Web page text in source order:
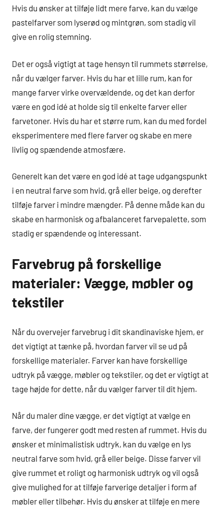
Hvis du ønsker at tilføje lidt mere farve, kan du vælge
pastelfarver som lyserød og mintgrøn, som stadig vil
give en rolig stemning.
Det er også vigtigt at tage hensyn til rummets størrelse,
når du vælger farver. Hvis du har et lille rum, kan for
mange farver virke overvældende, og det kan derfor
være en god idé at holde sig til enkelte farver eller
farvetoner. Hvis du har et større rum, kan du med fordel
eksperimentere med flere farver og skabe en mere
livlig og spændende atmosfære.
Generelt kan det være en god idé at tage udgangspunkt
i en neutral farve som hvid, grå eller beige, og derefter
tilføje farver i mindre mængder. På denne måde kan du
skabe en harmonisk og afbalanceret farvepalette, som
stadig er spændende og interessant.
Farvebrug på forskellige
materialer: Vægge, møbler og
tekstiler
Når du overvejer farvebrug i dit skandinaviske hjem, er
det vigtigt at tænke på, hvordan farver vil se ud på
forskellige materialer. Farver kan have forskellige
udtryk på vægge, møbler og tekstiler, og det er vigtigt at
tage højde for dette, når du vælger farver til dit hjem.
Når du maler dine vægge, er det vigtigt at vælge en
farve, der fungerer godt med resten af rummet. Hvis du
ønsker et minimalistisk udtryk, kan du vælge en lys
neutral farve som hvid, grå eller beige. Disse farver vil
give rummet et roligt og harmonisk udtryk og vil også
give mulighed for at tilføje farverige detaljer i form af
møbler eller tilbehør. Hvis du ønsker at tilføje en mere